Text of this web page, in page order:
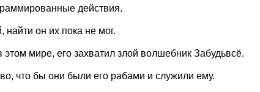
действия.
он их пока не мог.
мире, его захватил злой волшебник Забудьвсё.
что бы они были его рабами и служили ему.